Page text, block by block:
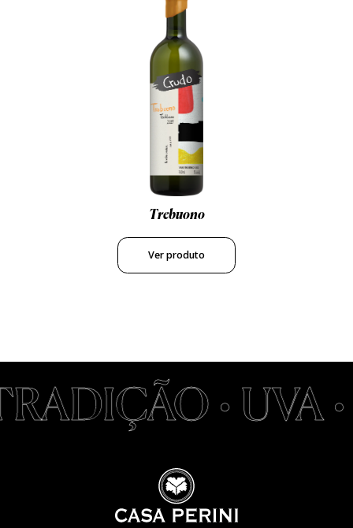
Trebuono
Ver produto
• UVA •